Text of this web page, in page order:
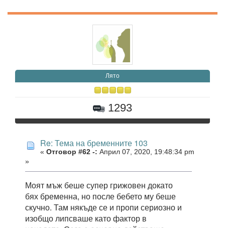
Лято
1293
Re: Тема на бременните 103
« Отговор #62 -: Април 07, 2020, 19:48:34 pm
»
Моят мъж беше супер грижовен докато
бях бременна, но после бебето му беше
скучно. Там някъде се и пропи сериозно и
изобщо липсваше като фактор в